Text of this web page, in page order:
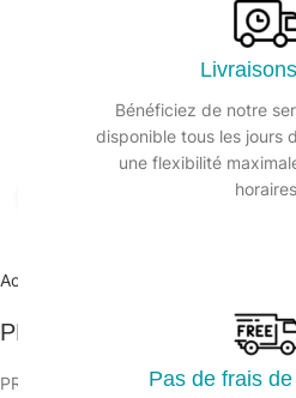
Bénéficiez de notre
disponible tous les jours
une flexibilité
Pas de frais
Accueil
PRO VIDOR – Nettoyant
PRO VIDOR nettoyant bactéricide et